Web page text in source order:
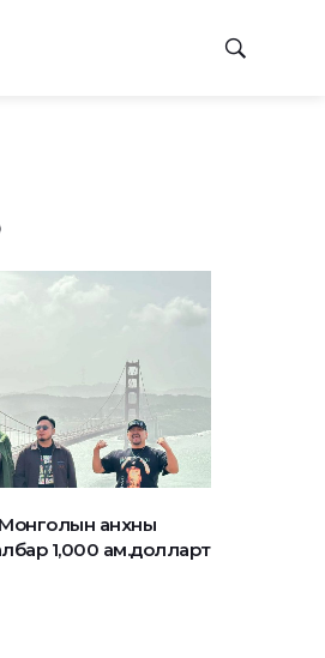
Монголын анхны
1,000 ам.долларт